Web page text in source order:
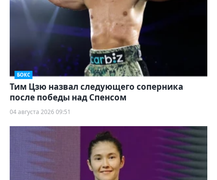
БОКС
Тим Цзю назвал следующего соперника
после победы над Спенсом
04 августа 2026 09:51